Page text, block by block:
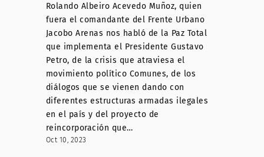
Rolando Albeiro Acevedo Muñoz, quien
fuera el comandante del Frente Urbano
Jacobo Arenas nos habló de la Paz Total
que implementa el Presidente Gustavo
Petro, de la crisis que atraviesa el
movimiento político Comunes, de los
diálogos que se vienen dando con
diferentes estructuras armadas ilegales
en el país y del proyecto de
reincorporación que…
Oct 10, 2023